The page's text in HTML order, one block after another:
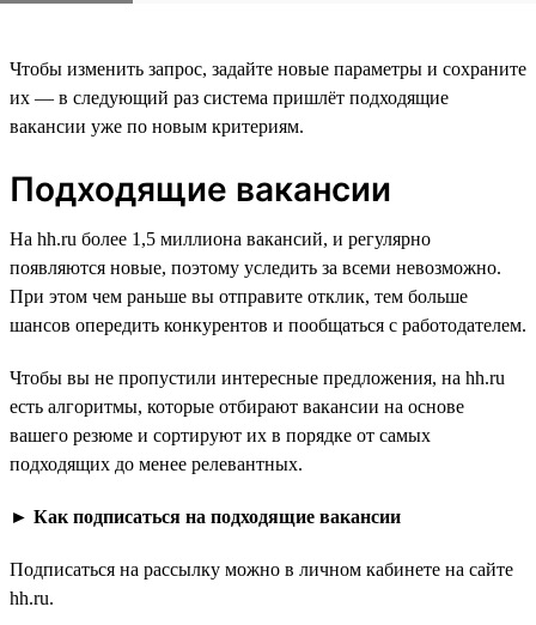
Чтобы изменить запрос, задайте новые параметры и сохраните
их — в следующий раз система пришлёт подходящие
вакансии уже по новым критериям.
Подходящие вакансии
На hh.ru более 1,5 миллиона вакансий, и регулярно
появляются новые, поэтому уследить за всеми невозможно.
При этом чем раньше вы отправите отклик, тем больше
шансов опередить конкурентов и пообщаться с работодателем.
Чтобы вы не пропустили интересные предложения, на hh.ru
есть алгоритмы, которые отбирают вакансии на основе
вашего резюме и сортируют их в порядке от самых
подходящих до менее релевантных.
► Как подписаться на подходящие вакансии
Подписаться на рассылку можно в личном кабинете на сайте
hh.ru.